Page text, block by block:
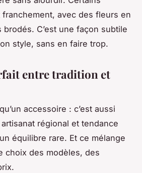
avec des fleurs en
C’est une façon subtile
style, sans en faire trop.
entre tradition et
accessoire : c’est aussi
régional et tendance
équilibre rare. Et ce mélange
choix des modèles, des